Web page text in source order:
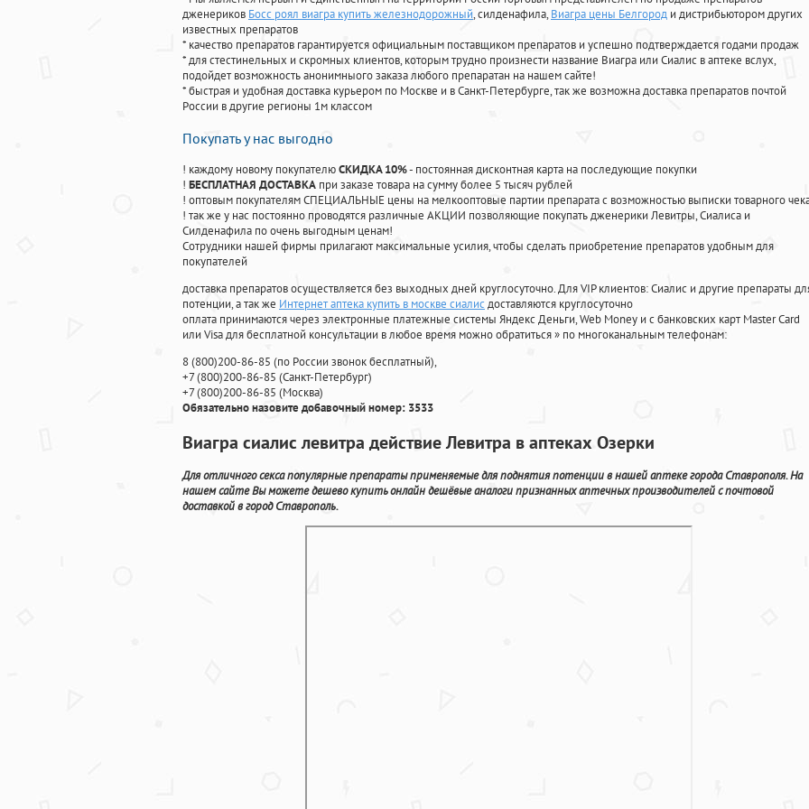
дженериков Босс роял виагра купить железнодорожный, силденафила, Виагра цены Белгород и дистрибьютором других
известных препаратов
* качество препаратов гарантируется официальным поставщиком препаратов и успешно подтверждается годами продаж
* для стестинельных и скромных клиентов, которым трудно произнести название Виагра или Сиалис в аптеке вслух,
подойдет возможность анонимныого заказа любого препаратан на нашем сайте!
* быстрая и удобная доставка курьером по Москве и в Санкт-Петербурге, так же возможна доставка препаратов почтой
России в другие регионы 1м классом
Покупать у нас выгодно
! каждому новому покупателюСКИДКА 10%- постоянная дисконтная карта на последующие покупки
! БЕСПЛАТНАЯ ДОСТАВКА при заказе товара на сумму более 5 тысяч рублей
! оптовым покупателям СПЕЦИАЛЬНЫЕ цены на мелкооптовые партии препарата с возможностью выписки товарного
! так же у нас постоянно проводятся различные АКЦИИ позволяющие покупать дженерики Левитры, Сиалиса и
Силденафила по очень выгодным ценам!
Cотрудники нашей фирмы прилагают максимальные усилия, чтобы сделать приобретение препаратов удобным для
покупателей
доставка препаратов осуществляется без выходных дней круглосуточно. Для VIP клиентов: Сиалис и другие препараты
потенции, а так же Интернет аптека купить в москве сиалисдоставляются круглосуточно
оплата принимаются через электронные платежные системы Яндекс Деньги, Web Money и с банковских карт Master Card
или Visa для бесплатной консультации в любое время можно обратиться» по многоканальным телефонам:
8(800)200-86-85 (по России звонок бесплатный),
+7(800)200-86-85 (Санкт-Петербург)
+7(800)200-86-85 (Москва)
Обязательно назовите добавочный номер: 3533
Виагра сиалис левитра действие Левитра в аптеках Озерки
Для отличного секса популярные препараты применяемые для поднятия потенции в нашей аптеке города Ставрополя. На
нашем сайте Вы можете дешево купить онлайн дешёвые аналоги признанных аптечных производителей с почтовой
доставкой в город Ставрополь.